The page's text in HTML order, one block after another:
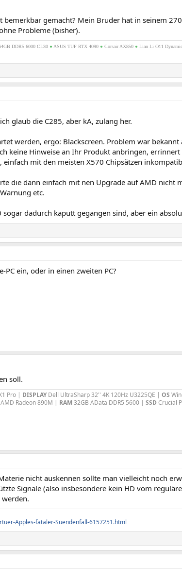
gemacht? Mein Bruder hat in seinem
Probleme (bisher).
DDR5 6000 CL30 ● ASUS TUF RTX 4090 ● Corsair AX850 ● Lian Li O11
glaub die C285, aber kA, zulang her.
werden, ergo: Blackscreen. Problem war
keine Hinweise an Ihr Produkt anbringen, errinnert
einfach mit den meisten X570 Chipsätzen
die dann einfach mit nen Upgrade auf AMD nicht
etc.
sogar dadurch kaputt gegangen sind, aber ein
PC ein, oder in einen zweiten PC?
soll.
Pro | DISPLAYDell UltraSharp 32'' 4K 120Hz U3225QE | OS
AMD Radeon 890M | RAM32GB AData DDR5 5600| SSD Crucial
nicht auskennen sollte man vielleicht noch
Signale (also insbesondere kein HD vom
Apples-fataler-Suendenfall-6157251.html